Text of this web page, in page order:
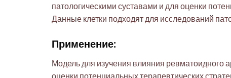
патологическими суставами и для оценки
Данные клетки подходят для исследований
Применение:
Модель для изучения влияния ревматоидного
оценки потенциальных терапевтических